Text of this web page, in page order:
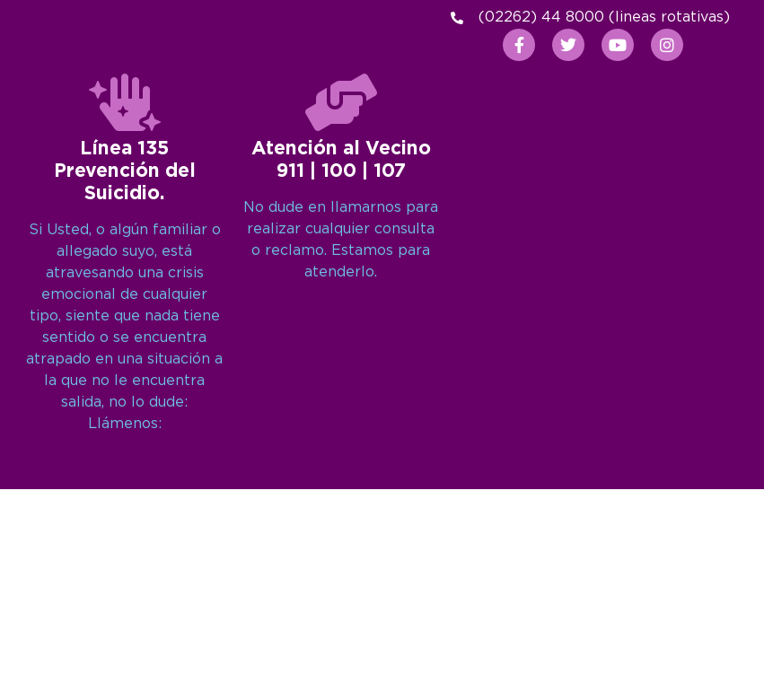
Línea 135
Prevención del
Suicidio.
Si Usted, o algún familiar o
allegado suyo, está
atravesando una crisis
emocional de cualquier
tipo, siente que nada tiene
sentido o se encuentra
atrapado en una situación a
la que no le encuentra
salida, no lo dude:
Llámenos:
Atención al Vecino
911 | 100 | 107
No dude en llamarnos para
realizar cualquier consulta
o reclamo. Estamos para
atenderlo.
(02262) 44 8000 (lineas rotativas)